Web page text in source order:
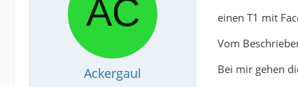
Ackergaul
einen T1 mit
Vom
Bei mir gehen